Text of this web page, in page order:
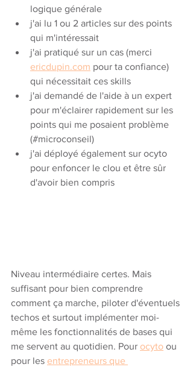
logique générale
j'ai lu 1 ou 2 articles sur des points
qui m'intéressait
j'ai pratiqué sur un cas (merci
ericdupin.com pour ta confiance)
qui nécessitait ces skills
j'ai demandé de l'aide à un expert
pour m'éclairer rapidement sur les
points qui me posaient problème
(#microconseil)
j'ai déployé également sur ocyto
pour enfoncer le clou et être sûr
d'avoir bien compris
Niveau intermédiaire certes. Mais
suffisant pour bien comprendre
comment ça marche, piloter d'éventuels
techos et surtout implémenter moi-
même les fonctionnalités de bases qui
me servent au quotidien. Pour ocyto ou
pour les entrepreneurs que